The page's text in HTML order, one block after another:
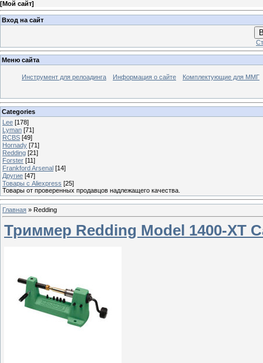
[Мой сайт]
Вход на сайт
Меню сайта
Инструмент для релоадинга Информация о сайте Комплектующие для ММГ
Categories
Lee [178]
Lyman [71]
RCBS [49]
Hornady [71]
Redding [21]
Forster [11]
Frankford Arsenal [14]
Другие [47]
Товары с Aliexpress [25]
Товары от проверенных продавцов надлежащего качества.
Главная » Redding
Триммер Redding Model 1400-XT